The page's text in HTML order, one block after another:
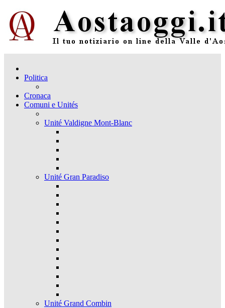
Politica
Cronaca
Comuni e Unités
Unité Valdigne Mont-Blanc
Unité Gran Paradiso
Unité Grand Combin